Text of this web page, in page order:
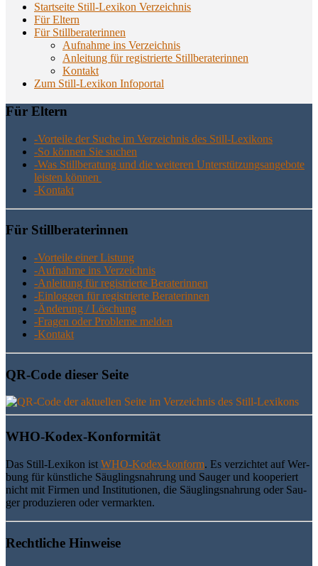
Startseite Still-Lexikon Verzeichnis
Für Eltern
Für Stillberaterinnen
Aufnahme ins Verzeichnis
Anlei­tung für regis­trier­te Stillberaterinnen
Kon­takt
Zum Still-Lexikon Infoportal
Für Eltern
-Vor­tei­le der Suche im Ver­zeich­nis des Still-Lexikons
-So kön­nen Sie suchen
-Was Still­be­ra­tung und die wei­te­ren Unter­stüt­zungs­an­ge­bo­te
leis­ten können
-Kon­takt
Für Still­be­ra­te­rin­nen
-Vor­tei­le einer Listung
-Auf­nah­me ins Verzeichnis
-Anlei­tung für regis­trier­te Beraterinnen
-Ein­log­gen für regis­trier­te Beraterinnen
-Ände­rung / Löschung
-Fra­gen oder Pro­ble­me melden
-Kon­takt
QR-Code die­ser Seite
WHO-Kodex-Kon­for­mi­tät
Das Still-Lexi­kon ist WHO-Kodex-kon­form. Es ver­zich­tet auf Wer­
bung für künst­li­che Säug­lings­nah­rung und Sau­ger und koope­riert
nicht mit Fir­men und Insti­tu­tio­nen, die Säug­lings­nah­rung oder Sau­
ger pro­du­zie­ren oder vermarkten.
Recht­li­che Hinweise